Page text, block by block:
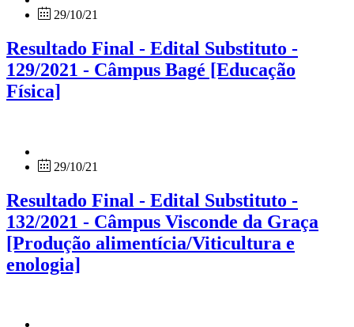
29/10/21
Resultado Final - Edital Substituto -
129/2021 - Câmpus Bagé [Educação
Física]
29/10/21
Resultado Final - Edital Substituto -
132/2021 - Câmpus Visconde da Graça
[Produção alimentícia/Viticultura e
enologia]